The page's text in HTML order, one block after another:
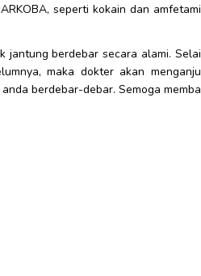
seperti kokain dan
jantung berdebar secara alami.
maka dokter akan
berdebar-debar. Semoga